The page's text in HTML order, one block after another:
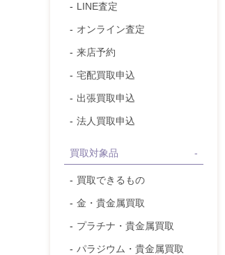
LINE査定
オンライン査定
来店予約
宅配買取申込
出張買取申込
法人買取申込
買取対象品
買取できるもの
金・貴金属買取
プラチナ・貴金属買取
パラジウム・貴金属買取